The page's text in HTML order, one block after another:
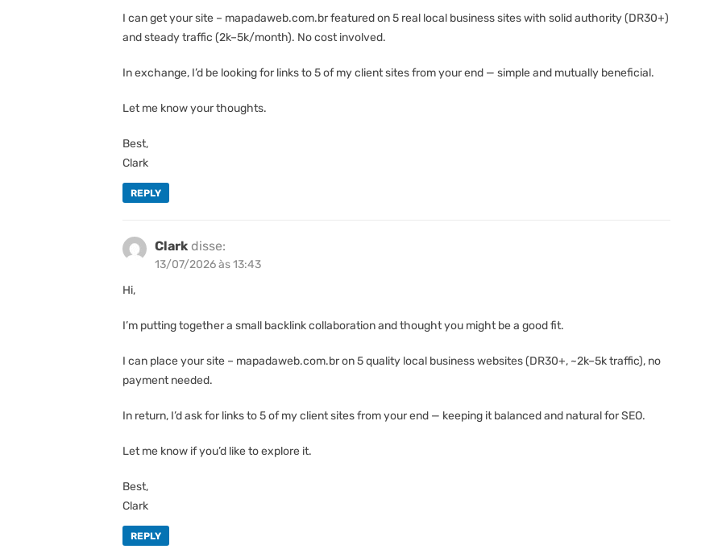
I can get your site – mapadaweb.com.br featured on 5 real local business sites with solid authority (DR30+)
and steady traffic (2k–5k/month). No cost involved.
In exchange, I’d be looking for links to 5 of my client sites from your end — simple and mutually beneficial.
Let me know your thoughts.
Best,
Clark
REPLY
Clark disse:
13/07/2026 às 13:43
Hi,
I’m putting together a small backlink collaboration and thought you might be a good fit.
I can place your site – mapadaweb.com.br on 5 quality local business websites (DR30+, ~2k–5k traffic), no
payment needed.
In return, I’d ask for links to 5 of my client sites from your end — keeping it balanced and natural for SEO.
Let me know if you’d like to explore it.
Best,
Clark
REPLY